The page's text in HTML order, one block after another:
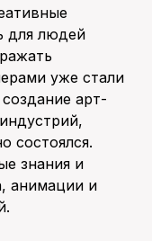
для людей
уже стали
арт-
состоялся.
знания и
анимации и